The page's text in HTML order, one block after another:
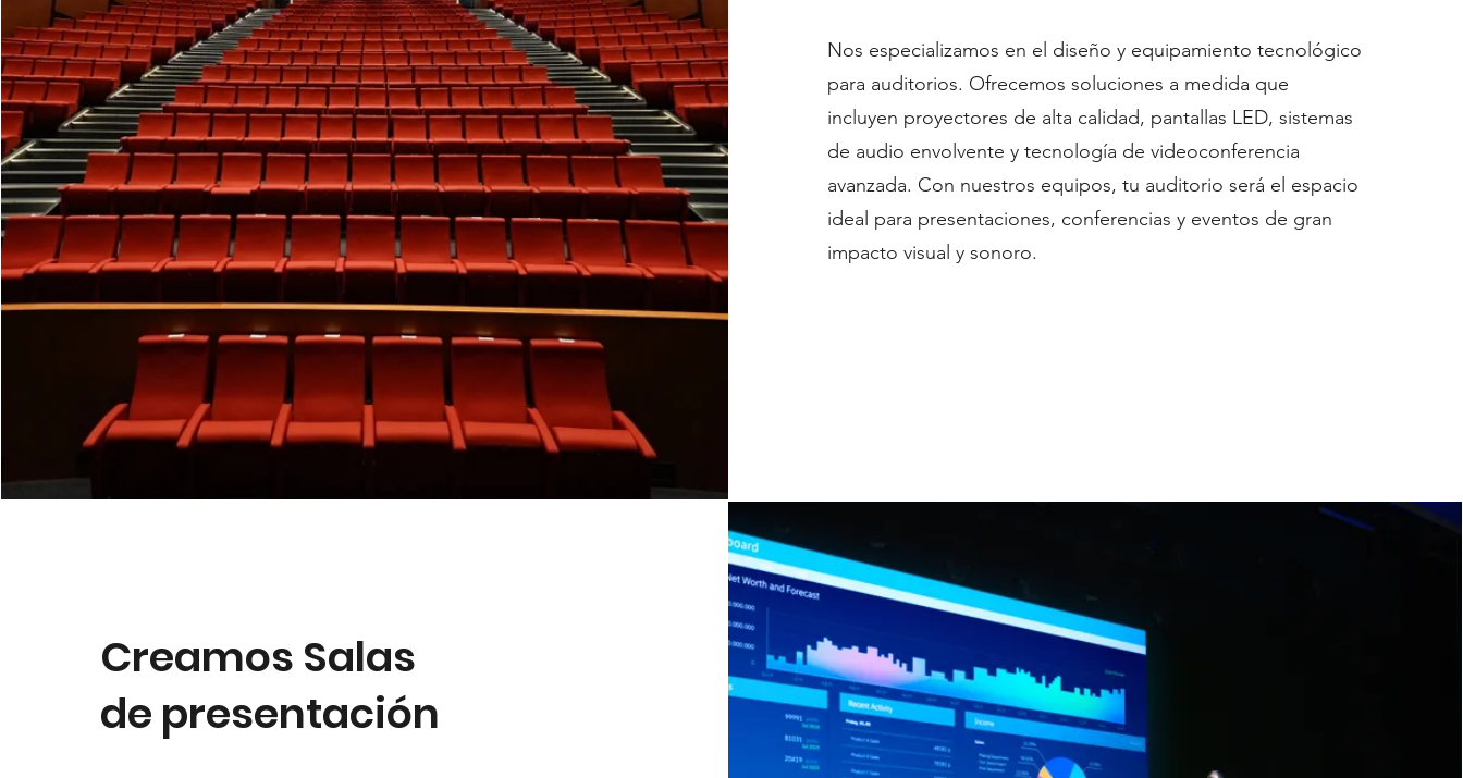
Nos especializamos en el diseño y equipamiento tecnológico
para auditorios. Ofrecemos soluciones a medida que
incluyen proyectores de alta calidad, pantallas LED, sistemas
de audio envolvente y tecnología de videoconferencia
avanzada. Con nuestros equipos, tu auditorio será el espacio
ideal para presentaciones, conferencias y eventos de gran
impacto visual y sonoro.
Creamos Salas
de presentación